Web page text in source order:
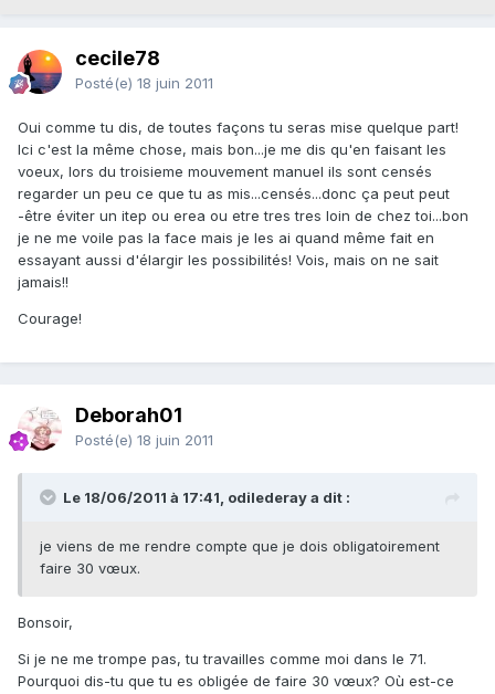
cecile78
Posté(e) 18 juin 2011
Oui comme tu dis, de toutes façons tu seras mise quelque part!
Ici c'est la même chose, mais bon...je me dis qu'en faisant les
voeux, lors du troisieme mouvement manuel ils sont censés
regarder un peu ce que tu as mis...censés...donc ça peut peut
-être éviter un itep ou erea ou etre tres tres loin de chez toi...bon
je ne me voile pas la face mais je les ai quand même fait en
essayant aussi d'élargir les possibilités! Vois, mais on ne sait
jamais!!
Courage!
Deborah01
Posté(e) 18 juin 2011
Le 18/06/2011 à 17:41, odilederay a dit :
je viens de me rendre compte que je dois obligatoirement
faire 30 vœux.
Bonsoir,
Si je ne me trompe pas, tu travailles comme moi dans le 71.
Pourquoi dis-tu que tu es obligée de faire 30 vœux? Où est-ce